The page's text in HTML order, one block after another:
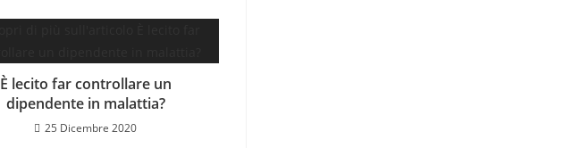
È lecito far controllare un
dipendente in malattia?
25 Dicembre 2020